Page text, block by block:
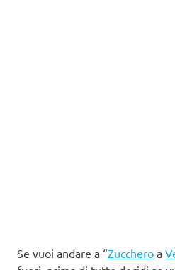
Se vuoi andare a “Zucchero a